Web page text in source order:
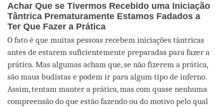
Achar Que se Tivermos Recebido uma Iniciação
Tântrica Prematuramente Estamos Fadados a
Ter Que Fazer a Prática
O fato é que muitas pessoas recebem iniciações tântricas
antes de estarem suficientemente preparadas para fazer a
prática. Mas algumas acham que, se não fizerem a prática,
são maus budistas e podem ir para algum tipo de inferno.
Assim, tentam manter a prática, mas com quase nenhuma
compreensão do que estão fazendo ou do motivo pelo qual